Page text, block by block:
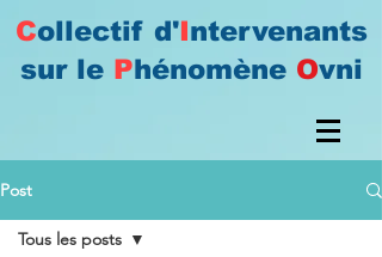
Collectif d'Intervenants
sur le Phénomène Ovni
Post
Tous les posts